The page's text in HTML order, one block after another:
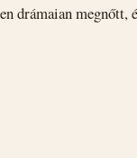
drámaian megnőtt,